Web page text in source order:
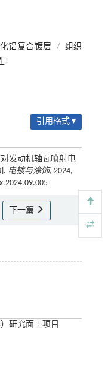
铝复合镀层 / 组织
引用格式 ▾
发动机轴瓦喷射电
电镀与涂饰, 2024,
下一篇
研究面上项目